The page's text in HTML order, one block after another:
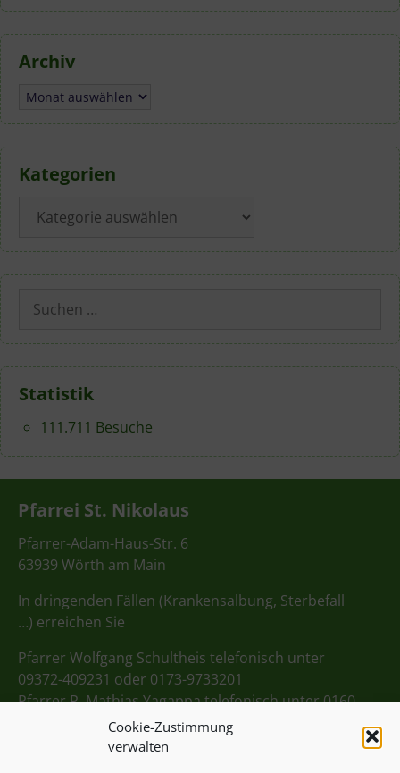
Cookie-Zustimmung
verwalten
Archiv
Archiv
Kategorien
Suchen
nach:
Statistik
111.711 Besuche
Pfarrei St. Nikolaus
Pfarrer-Adam-Haus-Str. 6
63939 Wörth am Main
In dringenden Fällen (Krankensalbung, Sterbefall
…) erreichen Sie
Pfarrer Wolfgang Schultheis telefonisch unter
09372-409231 oder 0173-9733201
Pfarrer P. Mathias Yagappa telefonisch unter 0160